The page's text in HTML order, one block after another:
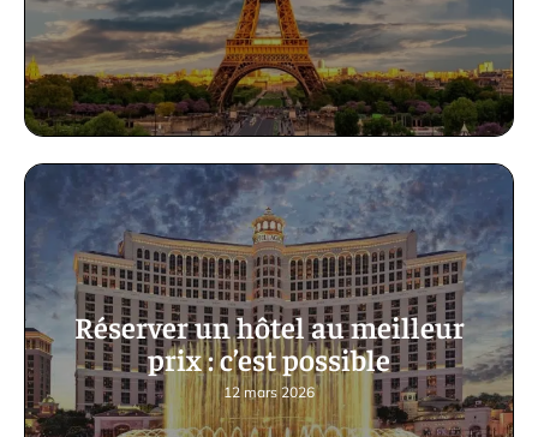
Réserver un hôtel au meilleur
prix : c’est possible
12 mars 2026